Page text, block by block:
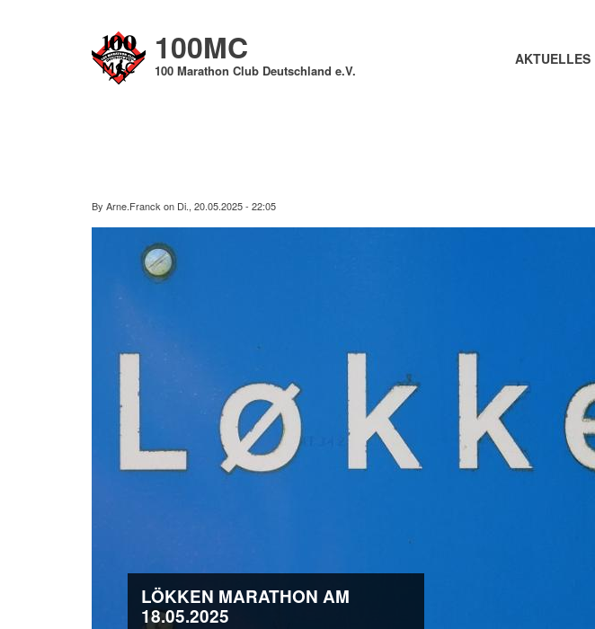
100MC
100 Marathon Club Deutschland e.V.
AKTUELLES
By Arne.Franck on Di., 20.05.2025 - 22:05
LÖKKEN MARATHON AM
18.05.2025